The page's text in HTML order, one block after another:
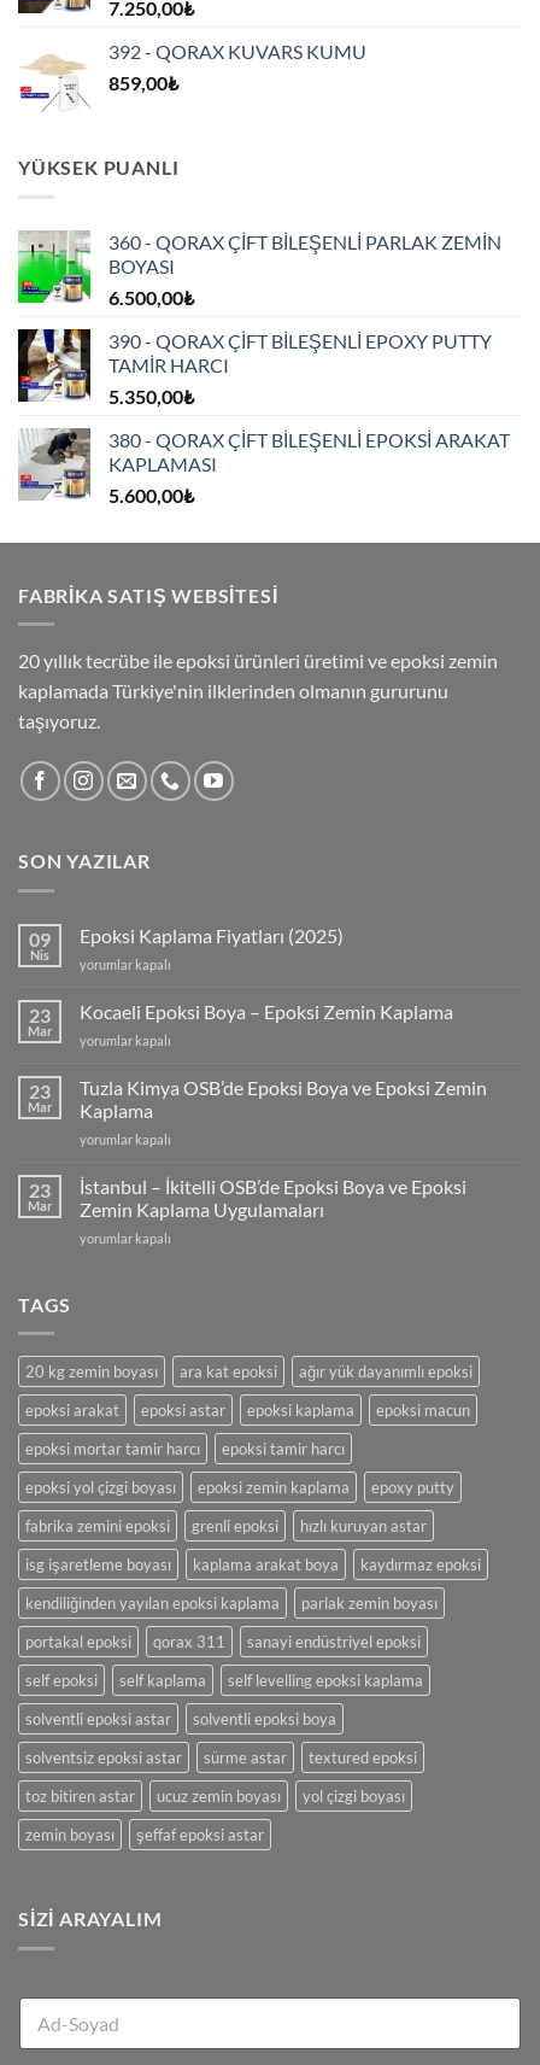
7.250,00₺
392 - QORAX KUVARS KUMU
859,00₺
YÜKSEK PUANLI
360 - QORAX ÇİFT BİLEŞENLİ PARLAK ZEMİN
BOYASI
6.500,00₺
390 - QORAX ÇİFT BİLEŞENLİ EPOXY PUTTY
TAMİR HARCI
5.350,00₺
380 - QORAX ÇİFT BİLEŞENLİ EPOKSİ ARAKAT
KAPLAMASI
5.600,00₺
FABRİKA SATIŞ WEBSİTESİ
20 yıllık tecrübe ile epoksi ürünleri üretimi ve epoksi zemin
kaplamada Türkiye'nin ilklerinden olmanın gururunu
taşıyoruz.
SON YAZILAR
09
Nis
Epoksi Kaplama Fiyatları (2025)
Epoksi
Fiyatları
(2025)
için
yorumlar kapalı
23
Mar
Kocaeli Epoksi Boya – Epoksi Zemin Kaplama
Kocaeli
Boya
–
Epoksi
Zemin
için
yorumlar kapalı
23
Mar
Tuzla Kimya OSB’de Epoksi Boya ve Epoksi Zemin
Kaplama
Tuzla
OSB’de
Epoksi
Boya
ve
yorumlar kapalı
23
Mar
İstanbul – İkitelli OSB’de Epoksi Boya ve Epoksi
Zemin Kaplama Uygulamaları
İstanbul
ve
Epoksi
Zemin
Kaplama
Uygulamaları
için
yorumlar kapalı
TAGS
20 kg zemin boyası ara kat epoksi
ağır yük dayanımlı epoksi
epoksi arakat
epoksi astar epoksi kaplama
epoksi macun
epoksi mortar tamir harcı
epoksi tamir harcı
epoksi yol çizgi boyası
epoksi zemin kaplama
epoxy putty
fabrika zemini epoksi
grenli epoksi
hızlı kuruyan astar
isg işaretleme boyası
kaplama arakat boya
kaydırmaz epoksi
kendiliğinden yayılan epoksi kaplama
parlak zemin boyası
portakal epoksi
qorax 311
sanayi endüstriyel epoksi
self epoksi
self kaplama
self levelling epoksi kaplama
solventli epoksi astar
solventli epoksi boya
solventsiz epoksi astar
sürme astar
textured epoksi
toz bitiren astar
ucuz zemin boyası
yol çizgi boyası
zemin boyası
şeffaf epoksi astar
SIZI ARAYALIM
A
-